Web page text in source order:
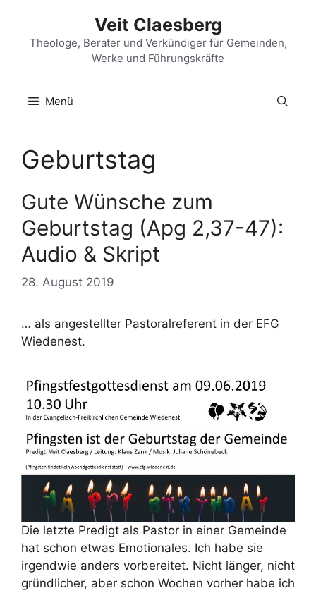
springen
Veit Claesberg
Theologe, Berater und Verkündiger für Gemeinden,
Werke und Führungskräfte
Menü
Geburtstag
Gute Wünsche zum
Geburtstag (Apg 2,37-47):
Audio & Skript
28. August 2019
… als angestellter Pastoralreferent in der EFG
Wiedenest.
Die letzte Predigt als Pastor in einer Gemeinde
hat schon etwas Emotionales. Ich habe sie
irgendwie anders vorbereitet. Nicht länger, nicht
gründlicher, aber schon Wochen vorher habe ich